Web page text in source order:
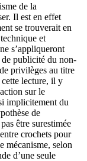
de la
Il est en effet
se trouverait en
et
s’appliqueront
de publicité du non-
privilèges au titre
lecture, il y
sur le
implicitement du
de
être surestimée
crochets pour
mécanisme, selon
d’une seule